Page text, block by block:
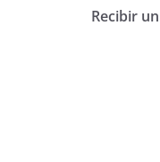
Recibir